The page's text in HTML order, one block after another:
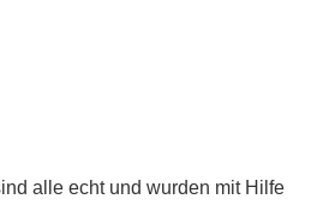
alle echt und wurden mit Hilfe